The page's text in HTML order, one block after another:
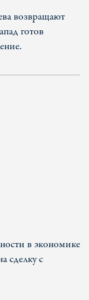
возвращают
готов
в экономике
сделку с